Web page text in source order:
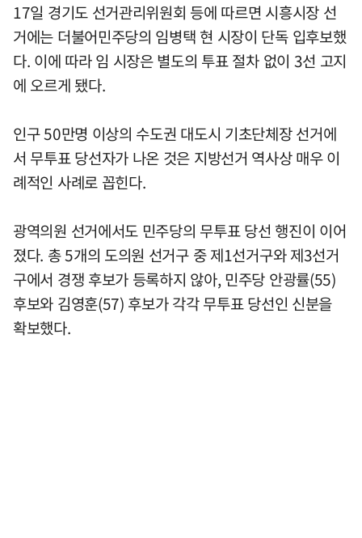
17일 경기도 선거관리위원회 등에 따르면 시흥시장 선
거에는 더불어민주당의 임병택 현 시장이 단독 입후보했
다. 이에 따라 임 시장은 별도의 투표 절차 없이 3선 고지
에 오르게 됐다.
인구 50만명 이상의 수도권 대도시 기초단체장 선거에
서 무투표 당선자가 나온 것은 지방선거 역사상 매우 이
례적인 사례로 꼽힌다.
광역의원 선거에서도 민주당의 무투표 당선 행진이 이어
졌다. 총 5개의 도의원 선거구 중 제1선거구와 제3선거
구에서 경쟁 후보가 등록하지 않아, 민주당 안광률(55)
후보와 김영훈(57) 후보가 각각 무투표 당선인 신분을
확보했다.